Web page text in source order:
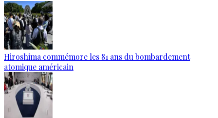
Hiroshima commémore les 81 ans du bombardement
atomique américain